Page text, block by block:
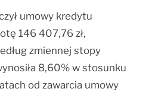
umowy kredytu
146 407,76 zł,
zmiennej stopy
8,60% w stosunku
od zawarcia umowy